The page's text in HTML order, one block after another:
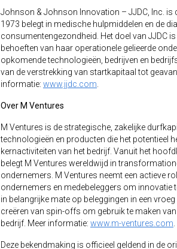
Johnson & Johnson Innovation – JJDC, Inc.
1973 belegt in medische hulpmiddelen en de
consumentengezondheid. Het doel van JJDC
behoeften van haar operationele gelieerde
opkomende technologieën, bedrijven en
van de verstrekking van startkapitaal tot
informatie: www.jjdc.com
Over M Ventures
M Ventures is de strategische, zakelijke
technologieën en producten die het potentieel
kernactiviteiten van het bedrijf. Vanuit het
belegt M Ventures wereldwijd in
ondernemers. M Ventures neemt een actieve
ondernemers en medebeleggers om
in belangrijke mate op beleggingen in een
creëren van spin-offs om gebruik te maken
bedrijf. Meer informatie: www.m-ventures.com
Deze bekendmaking is officieel geldend in de